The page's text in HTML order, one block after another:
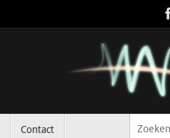
Contact